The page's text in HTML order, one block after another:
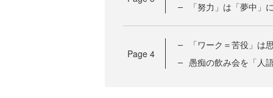
「努力」は「夢中」
Page 4
「ワーク＝苦役」は
愚痴の飲み会を「人